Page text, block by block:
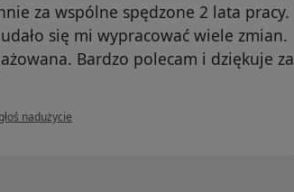
za wspólne spędzone 2 lata pracy.
się mi wypracować wiele zmian.
Bardzo polecam i dziękuje za
opinii użytkownika Bartosz M.
nadużycie